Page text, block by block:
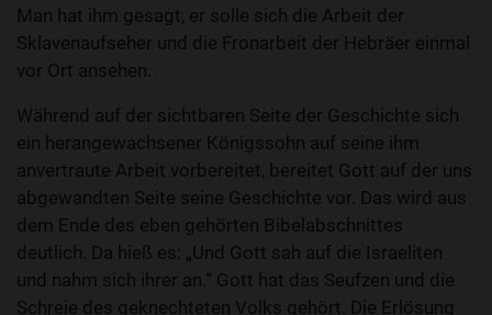
Man hat ihm gesagt, er solle sich die Arbeit der
Sklavenaufseher und die Fronarbeit der Hebräer einmal
vor Ort ansehen.
Während auf der sichtbaren Seite der Geschichte sich
ein herangewachsener Königssohn auf seine ihm
anvertraute Arbeit vorbereitet, bereitet Gott auf der uns
abgewandten Seite seine Geschichte vor. Das wird aus
dem Ende des eben gehörten Bibelabschnittes
deutlich. Da hieß es: „Und Gott sah auf die Israeliten
und nahm sich ihrer an.“ Gott hat das Seufzen und die
Schreie des geknechteten Volks gehört. Die Erlösung